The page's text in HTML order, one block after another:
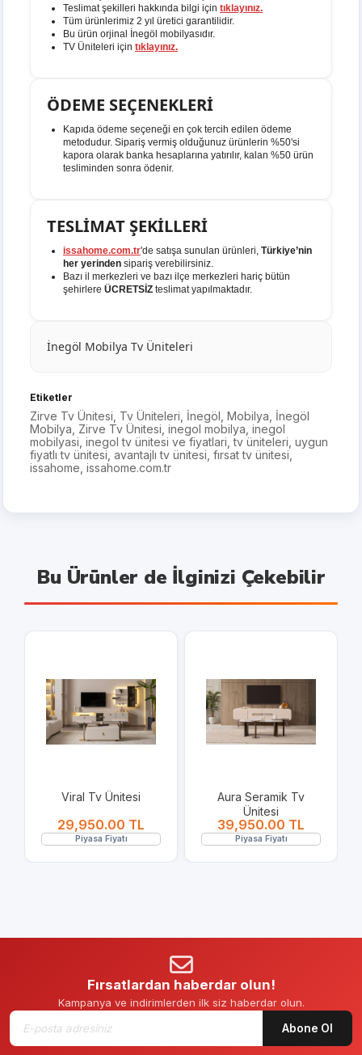
Teslimat şekilleri hakkında bilgi için tıklayınız.
Tüm ürünlerimiz 2 yıl üretici garantilidir.
Bu ürün orjinal İnegöl mobilyasıdır.
TV Üniteleri için tıklayınız.
ÖDEME SEÇENEKLERİ
Kapıda ödeme seçeneği en çok tercih edilen ödeme
metodudur. Sipariş vermiş olduğunuz ürünlerin %50'si
kapora olarak banka hesaplarına yatırılır, kalan %50 ürün
tesliminden sonra ödenir.
TESLİMAT ŞEKİLLERİ
issahome.com.tr'de satışa sunulan ürünleri, Türkiye’nin
her yerinden sipariş verebilirsiniz.
Bazı il merkezleri ve bazı ilçe merkezleri hariç bütün
şehirlere ÜCRETSİZ teslimat yapılmaktadır.
İnegöl Mobilya Tv Üniteleri
Etiketler
Zirve Tv Ünitesi Tv Üniteleri İnegöl Mobilya İnegöl
Mobilya Zirve Tv Ünitesi inegol mobilya inegol
mobilyasi inegol tv ünitesi ve fiyatlari ,tv üniteleri uygun
fiyatlı tv ünitesi avantajlı tv ünitesi fırsat tv ünitesi
issahome issahome.com.tr
Bu Ürünler de İlginizi Çekebilir
Viral Tv Ünitesi
29,950.00 TL
Piyasa Fiyatı
Aura Seramik Tv
Ünitesi
39,950.00 TL
Piyasa Fiyatı
Fırsatlardan haberdar olun!
Kampanya ve indirimlerden ilk siz haberdar olun.
Abone Ol